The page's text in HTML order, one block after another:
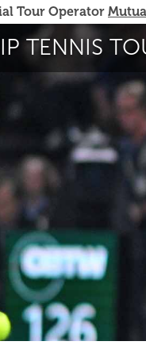
Tour Operator
TENNIS